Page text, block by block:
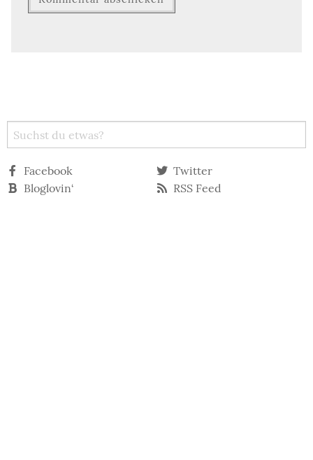
Facebook
Twitter
Bloglovin‘
RSS Feed